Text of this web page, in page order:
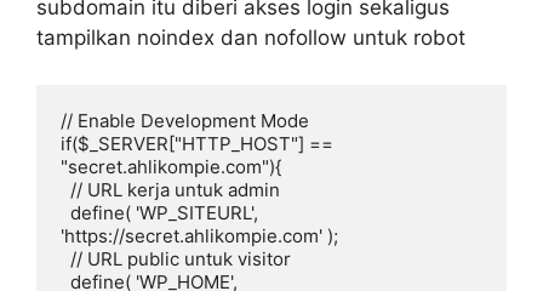
subdomain itu diberi akses login sekaligus
tampilkan noindex dan nofollow untuk robot
// Enable Development Mode
if($_SERVER["HTTP_HOST"] ==
"secret.ahlikompie.com"){
'https://secret.ahlikompie.com' );